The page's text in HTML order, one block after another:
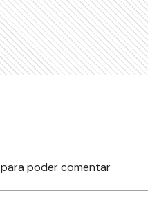
para poder comentar